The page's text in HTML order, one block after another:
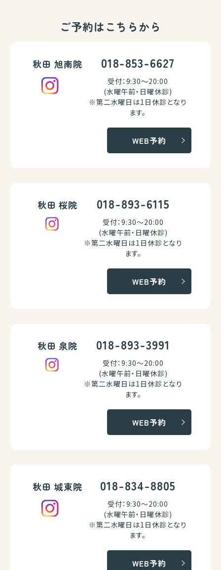
ご予約はこちらから
秋田 旭南院 018-853-6627
受付：9:30～20:00
(水曜午前・日曜休診)
※第二水曜日は1日休診となり
ます。
WEB予約
秋田 桜院 018-893-6115
受付：9:30～20:00
(水曜午前・日曜休診)
※第二水曜日は1日休診となり
ます。
WEB予約
秋田 泉院 018-893-3991
受付：9:30～20:00
(水曜午前・日曜休診)
※第二水曜日は1日休診となり
ます。
WEB予約
秋田 城東院 018-834-8805
受付：9:30～20:00
(水曜午前・日曜休診)
※第二水曜日は1日休診となり
ます。
WEB予約